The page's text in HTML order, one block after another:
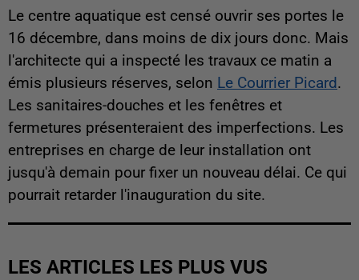
Le centre aquatique est censé ouvrir ses portes le
16 décembre, dans moins de dix jours donc. Mais
l'architecte qui a inspecté les travaux ce matin a
émis plusieurs réserves, selon Le Courrier Picard.
Les sanitaires-douches et les fenêtres et
fermetures présenteraient des imperfections. Les
entreprises en charge de leur installation ont
jusqu'à demain pour fixer un nouveau délai. Ce qui
pourrait retarder l'inauguration du site.
LES ARTICLES LES PLUS VUS